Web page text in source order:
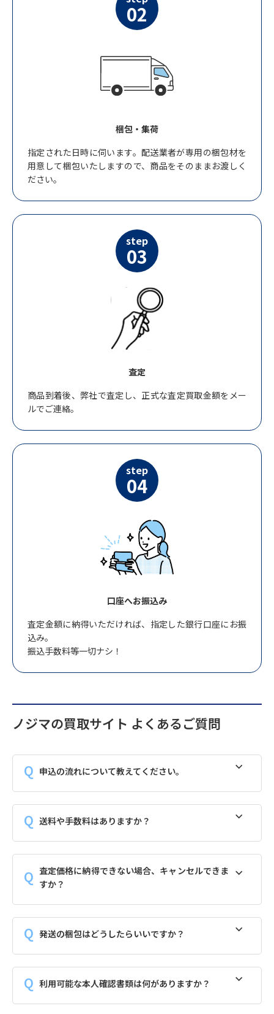
02
梱包・集荷
指定された日時に伺います。配送業者が専用の梱包材を
用意して梱包いたしますので、商品をそのままお渡しく
ださい。
step
03
査定
商品到着後、弊社で査定し、正式な査定買取金額をメー
ルでご連絡。
step
04
口座へお振込み
査定金額に納得いただければ、指定した銀行口座にお振
込み。
振込手数料等一切ナシ！
ノジマの買取サイト よくあるご質問
申込の流れについて教えてください。
送料や手数料はありますか？
査定価格に納得できない場合、キャンセルできま
すか？
発送の梱包はどうしたらいいですか？
利用可能な本人確認書類は何がありますか？